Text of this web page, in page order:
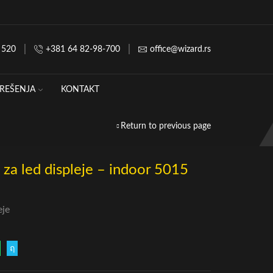
+381 64 82-98-700 office@wizard.rs
REŠENJA KONTAKT
Return to previous page
led displeje – indoor 5015